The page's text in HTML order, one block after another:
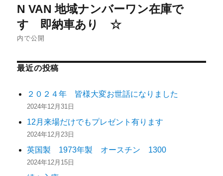
N VAN 地域ナンバーワン在庫で
す 即納車あり ☆
内で公開
最近の投稿
２０２４年 皆様大変お世話になりました
2024年12月31日
12月来場だけでもプレゼント有ります
2024年12月23日
英国製 1973年製 オースチン 1300
2024年12月15日